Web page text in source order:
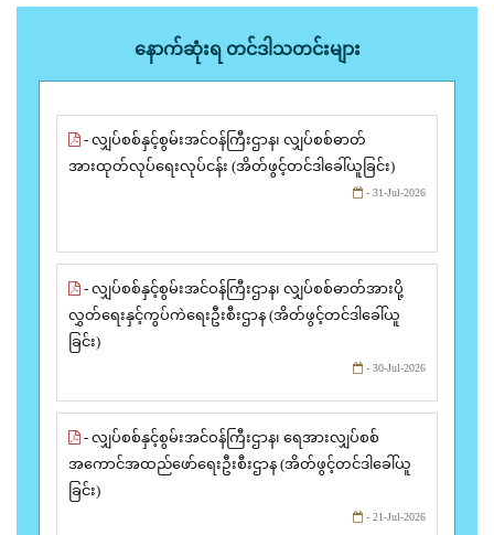
နောက်ဆုံးရ တင်ဒါသတင်းများ
- လျှပ်စစ်နှင့်စွမ်းအင်ဝန်ကြီးဌာန၊ လျှပ်စစ်ဓာတ်
အားထုတ်လုပ်ရေးလုပ်ငန်း (အိတ်ဖွင့်တင်ဒါခေါ်ယူခြင်း)
- 31-Jul-2026
- လျှပ်စစ်နှင့်စွမ်းအင်ဝန်ကြီးဌာန၊ လျှပ်စစ်ဓာတ်အားပို့
လွှတ်ရေးနှင့်ကွပ်ကဲရေးဦးစီးဌာန (အိတ်ဖွင့်တင်ဒါခေါ်ယူ
ခြင်း)
- 30-Jul-2026
- လျှပ်စစ်နှင့်စွမ်းအင်ဝန်ကြီးဌာန၊ ရေအားလျှပ်စစ်
အကောင်အထည်ဖော်ရေးဦးစီးဌာန (အိတ်ဖွင့်တင်ဒါခေါ်ယူ
ခြင်း)
- 21-Jul-2026